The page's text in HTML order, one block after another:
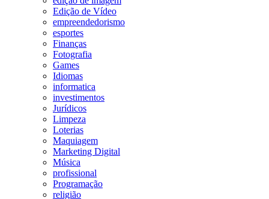
Edição de Vídeo
empreendedorismo
esportes
Finanças
Fotografia
Games
Idiomas
informatica
investimentos
Jurídicos
Limpeza
Loterias
Maquiagem
Marketing Digital
Música
profissional
Programação
religião